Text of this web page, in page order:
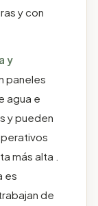
y con
y
paneles
agua e
y pueden
más alta .
es
de